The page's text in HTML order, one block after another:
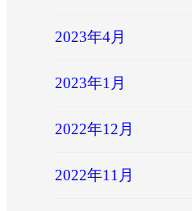
2023年4月
2023年1月
2022年12月
2022年11月